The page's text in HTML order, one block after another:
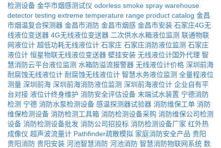
检测设备 金华市烟感测试仪 odorless smoke spray warehouse
detector testing extreme temperature range product catalog 金昌
市烟温复合探测器 金昌市消防 金昌市烟感 金昌市安装 石家庄4G无
线液位变送器 4G无线液位变送器 二次供水水箱液位监测 联通物联
网液位计 超低功耗无线液位计 石家庄 石家庄消防液位监测 石家庄
液位计 恒星物联无线液位变送器 壁挂安装 无线液位计国外代理 智
慧消防云平台液位监测 水箱防溢流报警器 无线液位计价格 深圳前海
耐腐蚀无线液位计 耐腐蚀无线液位计 智慧水务液位监测 全量程液位
测量 深圳前海 深圳前海消防液位监测 深圳前海液位计 企业自有平
台对接 液位计终身维护 消防安全评估设备 末端试水装置 宁德消防
检测 宁德 消防水泵检测设备 感温探测器试验器 消防维保工单 消防
维保检测设备 消防检测工具箱 消防检测设备采购 消防维保公司检测
设备 消防检测设备批发 消防公司招投标 消防检测设备厂家 红外热
成像仪 超声波流量计 Pathfinder疏散模拟 家庭消防安全产品 贵阳
贵阳消防 贵阳安装 河池智慧消防 河池消防 智慧消防物联网系统 数